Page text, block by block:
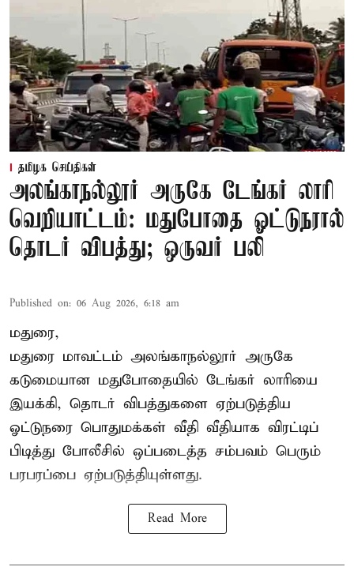
தமிழக செய்திகள்
அலங்காநல்லூர் அருகே டேங்கர் லாரி
வெறியாட்டம்: மதுபோதை ஓட்டுநரால்
தொடர் விபத்து; ஒருவர் பலி
Published on: 06 Aug 2026, 6:18 am
மதுரை,
மதுரை மாவட்டம் அலங்காநல்லூர் அருகே
கடுமையான மதுபோதையில் டேங்கர் லாரியை
இயக்கி, தொடர் விபத்துகளை ஏற்படுத்திய
ஓட்டுநரை பொதுமக்கள் வீதி வீதியாக விரட்டிப்
பிடித்து போலீசில் ஒப்படைத்த சம்பவம் பெரும்
பரபரப்பை ஏற்படுத்தியுள்ளது.
Read More